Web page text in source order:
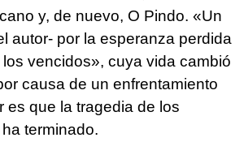
y, de nuevo, O Pindo. «Un
autor- por la esperanza perdida
vencidos», cuya vida cambió
causa de un enfrentamiento
es que la tragedia de los
terminado.